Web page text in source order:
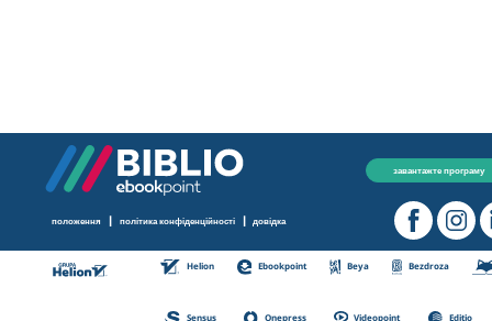
завантажте програму
положення | політика конфіденційності | довідка
Helion Ebookpoint Beya Bezdroza
Sensus Onepress Videopoint Editio